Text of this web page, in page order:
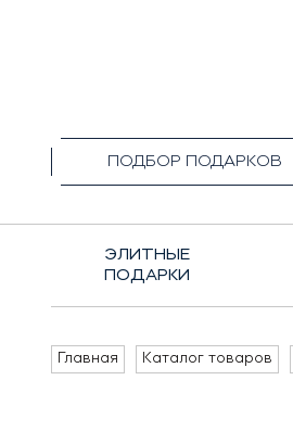
ПОДБОР ПОДАРКОВ
ЭЛИТНЫЕ
ПОДАРКИ
Главная Каталог товаров